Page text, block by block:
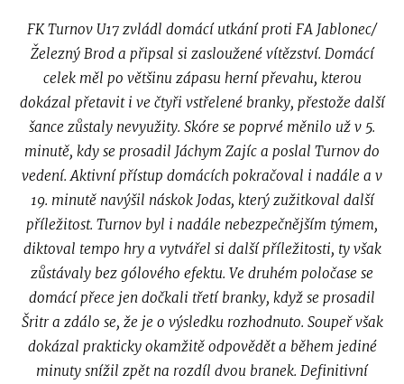
FK Turnov U17 zvládl domácí utkání proti FA Jablonec/
Železný Brod a připsal si zasloužené vítězství. Domácí
celek měl po většinu zápasu herní převahu, kterou
dokázal přetavit i ve čtyři vstřelené branky, přestože další
šance zůstaly nevyužity. Skóre se poprvé měnilo už v 5.
minutě, kdy se prosadil Jáchym Zajíc a poslal Turnov do
vedení. Aktivní přístup domácích pokračoval i nadále a v
19. minutě navýšil náskok Jodas, který zužitkoval další
příležitost. Turnov byl i nadále nebezpečnějším týmem,
diktoval tempo hry a vytvářel si další příležitosti, ty však
zůstávaly bez gólového efektu. Ve druhém poločase se
domácí přece jen dočkali třetí branky, když se prosadil
Šritr a zdálo se, že je o výsledku rozhodnuto. Soupeř však
dokázal prakticky okamžitě odpovědět a během jediné
minuty snížil zpět na rozdíl dvou branek. Definitivní